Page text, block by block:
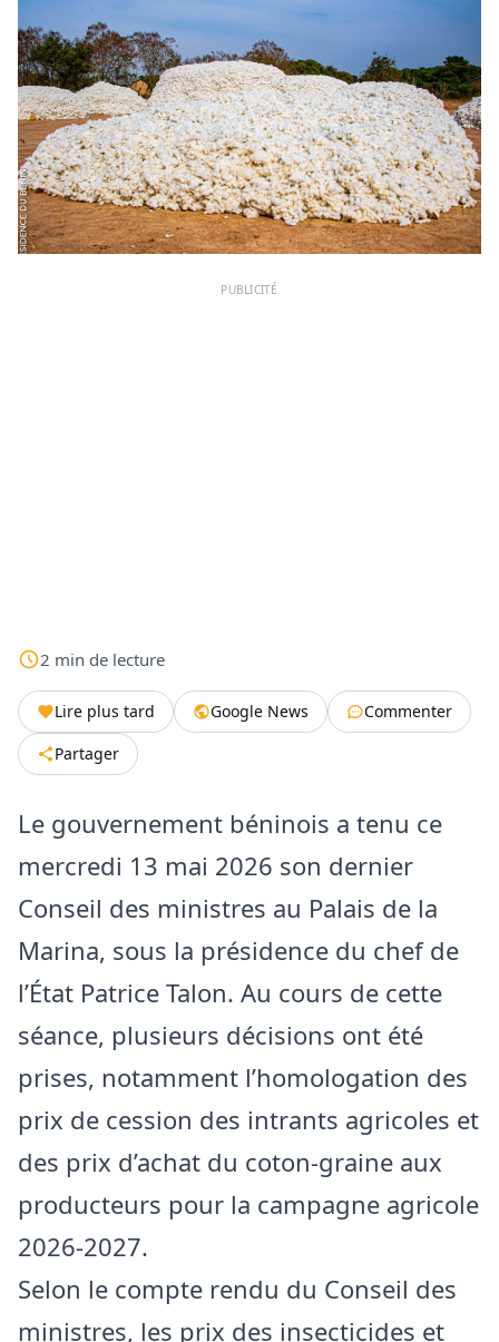
PUBLICITÉ
2 min de lecture
Lire plus tard Google News
Commenter
Partager
Le gouvernement béninois a tenu ce
mercredi 13 mai 2026 son dernier
Conseil des ministres au Palais de la
Marina, sous la présidence du chef de
l’État Patrice Talon. Au cours de cette
séance, plusieurs décisions ont été
prises, notamment l’homologation des
prix de cession des intrants agricoles et
des prix d’achat du coton-graine aux
producteurs pour la campagne agricole
2026-2027.
Selon le compte rendu du Conseil des
ministres, les prix des insecticides et